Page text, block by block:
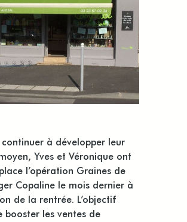
continuer à développer leur
Yves et Véronique ont
l’opération Graines de
Copaline le mois dernier à
de la rentrée. L’objectif
booster les ventes de